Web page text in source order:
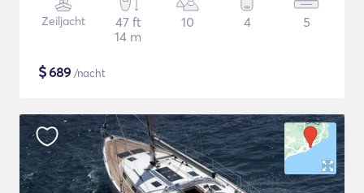
Zeiljacht
47 ft
14 m
10 4 5
$689 /nacht